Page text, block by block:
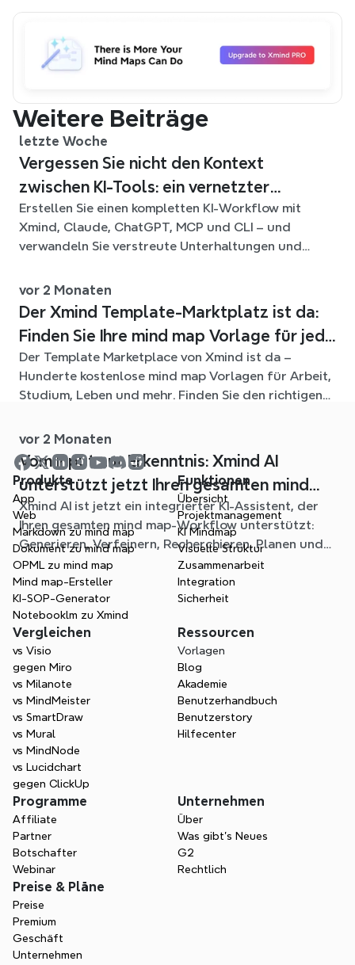
Weitere Beiträge
letzte Woche
Vergessen Sie nicht den Kontext
zwischen KI-Tools: ein vernetzter
Workflow mit Xmind
Erstellen Sie einen kompletten KI-Workflow mit
Xmind, Claude, ChatGPT, MCP und CLI – und
verwandeln Sie verstreute Unterhaltungen und
vor 2 Monaten
Der Xmind Template-Marktplatz ist da:
Finden Sie Ihre mind map Vorlage für jede
Situation
Der Template Marketplace von Xmind ist da –
Hunderte kostenlose mind map Vorlagen für Arbeit,
Studium, Leben und mehr. Finden Sie den richtigen
vor 2 Monaten
Vom Input zur Erkenntnis: Xmind AI
unterstützt jetzt Ihren gesamten mind
mapping-Workflow
Xmind AI ist jetzt ein integrierter KI-Assistent, der
Ihren gesamten mind map-Workflow unterstützt:
Generieren, Verfeinern, Recherchieren, Planen und
Exportieren – alles, ohne Ihr Diagramm zu verlassen.
Produkte
App
Web
Markdown zu mind map
Dokument zu mind map
OPML zu mind map
Mind map-Ersteller
KI-SOP-Generator
Notebooklm zu Xmind
Funktionen
Übersicht
Projektmanagement
KI Mindmap
Visuelle Struktur
Zusammenarbeit
Integration
Sicherheit
Vergleichen
vs Visio
gegen Miro
vs Milanote
vs MindMeister
vs SmartDraw
vs Mural
vs MindNode
vs Lucidchart
gegen ClickUp
Ressourcen
Vorlagen
Blog
Akademie
Benutzerhandbuch
Benutzerstory
Hilfecenter
Programme
Affiliate
Partner
Botschafter
Webinar
Unternehmen
Über
Was gibt's Neues
G2
Rechtlich
Preise & Pläne
Preise
Premium
Geschäft
Unternehmen